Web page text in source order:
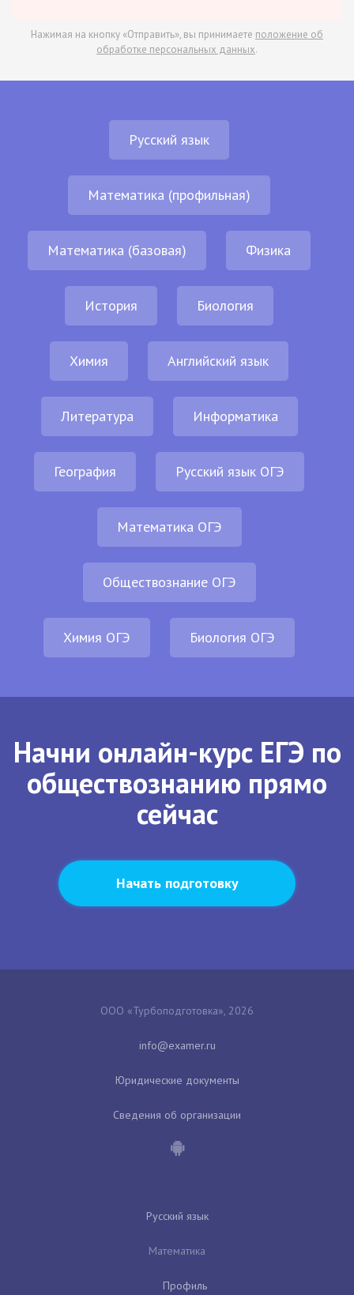
Нажимая на кнопку «Отправить», вы принимаете положение об
обработке персональных данных.
Русский язык
Математика (профильная)
Математика (базовая) Физика
История Биология
Химия Английский язык
Литература Информатика
География Русский язык ОГЭ
Математика ОГЭ
Обществознание ОГЭ
Химия ОГЭ Биология ОГЭ
Начни онлайн-курс ЕГЭ по
обществознанию прямо
сейчас
Начать подготовку
ООО «Турбоподготовка», 2026
Юридические документы
Сведения об организации
Русский язык
Математика
Профиль